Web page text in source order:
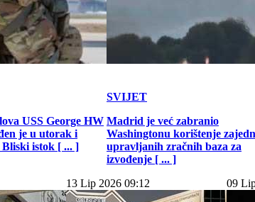
USS George HW
je u utorak i
istok [ ... ]
SVIJET
Madrid je već zabranio
Washingtonu korištenje
upravljanih zračnih baza za
izvođenje [ ... ]
13 Lip 2026 09:12 09